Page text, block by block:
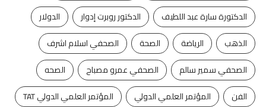
الدكتورة سارة عبد اللطيف
الدكتور روبرت إدوار
الدولار
الذهب
الرياضة الصحة
الصحفي اسلام اشرف
الصحفي سمير سالم
الصحفي عمرو مصباح
الصحه
الفن
المؤتمر العلمي الدولي
المؤتمر العلمي الدولي TAT